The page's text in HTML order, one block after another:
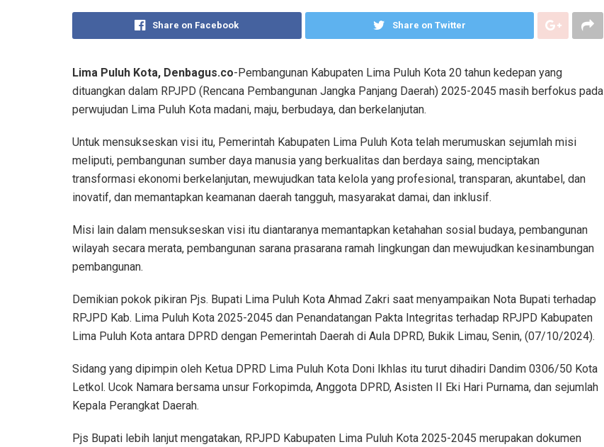
Share on Facebook Share on Twitter
Lima Puluh Kota, Denbagus.co-Pembangunan Kabupaten Lima Puluh Kota 20 tahun kedepan yang
dituangkan dalam RPJPD (Rencana Pembangunan Jangka Panjang Daerah) 2025-2045 masih berfokus pada
perwujudan Lima Puluh Kota madani, maju, berbudaya, dan berkelanjutan.
Untuk mensukseskan visi itu, Pemerintah Kabupaten Lima Puluh Kota telah merumuskan sejumlah misi
meliputi, pembangunan sumber daya manusia yang berkualitas dan berdaya saing, menciptakan
transformasi ekonomi berkelanjutan, mewujudkan tata kelola yang profesional, transparan, akuntabel, dan
inovatif, dan memantapkan keamanan daerah tangguh, masyarakat damai, dan inklusif.
Misi lain dalam mensukseskan visi itu diantaranya memantapkan ketahahan sosial budaya, pembangunan
wilayah secara merata, pembangunan sarana prasarana ramah lingkungan dan mewujudkan kesinambungan
pembangunan.
Demikian pokok pikiran Pjs. Bupati Lima Puluh Kota Ahmad Zakri saat menyampaikan Nota Bupati terhadap
RPJPD Kab. Lima Puluh Kota 2025-2045 dan Penandatangan Pakta Integritas terhadap RPJPD Kabupaten
Lima Puluh Kota antara DPRD dengan Pemerintah Daerah di Aula DPRD, Bukik Limau, Senin, (07/10/2024).
Sidang yang dipimpin oleh Ketua DPRD Lima Puluh Kota Doni Ikhlas itu turut dihadiri Dandim 0306/50 Kota
Letkol. Ucok Namara bersama unsur Forkopimda, Anggota DPRD, Asisten II Eki Hari Purnama, dan sejumlah
Kepala Perangkat Daerah.
Pjs Bupati lebih lanjut mengatakan, RPJPD Kabupaten Lima Puluh Kota 2025-2045 merupakan dokumen